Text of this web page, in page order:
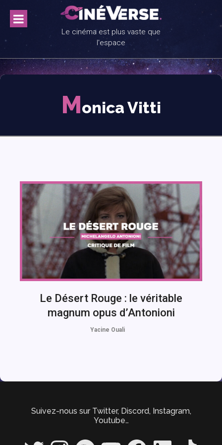
content
Le cinéma est plus vaste que
l'espace
Monica Vitti
Le Désert Rouge : le véritable
magnum opus d’Antonioni
Yacine Ouali
Suivez-nous sur Twitter, Discord, Instagram,
Youtube…
Twitter InstagramSpotify YouTube FacebookLinkedIn TikTok